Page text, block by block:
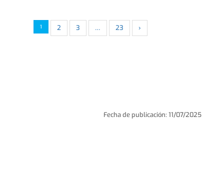
1 2 3 … 23 ›
Fecha de publicación: 11/07/2025